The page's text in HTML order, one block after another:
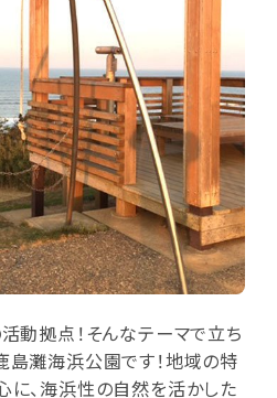
動拠点！そんなテーマで立ち
灘海浜公園です！地域の特
、海浜性の自然を活かした